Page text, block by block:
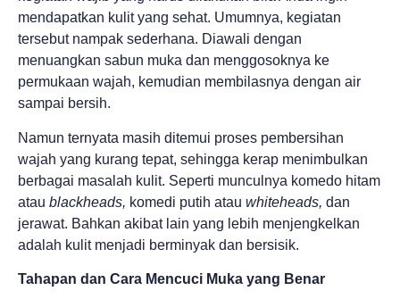
mendapatkan kulit yang sehat. Umumnya, kegiatan
tersebut nampak sederhana. Diawali dengan
menuangkan sabun muka dan menggosoknya ke
permukaan wajah, kemudian membilasnya dengan air
sampai bersih.
Namun ternyata masih ditemui proses pembersihan
wajah yang kurang tepat, sehingga kerap menimbulkan
berbagai masalah kulit. Seperti munculnya komedo hitam
atau blackheads, komedi putih atau whiteheads, dan
jerawat. Bahkan akibat lain yang lebih menjengkelkan
adalah kulit menjadi berminyak dan bersisik.
Tahapan dan Cara Mencuci Muka yang Benar